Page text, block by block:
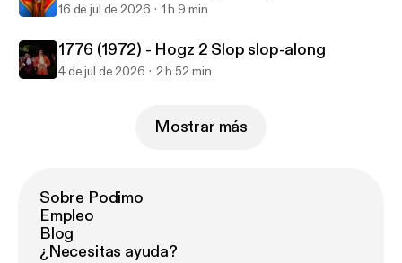
16 de jul de 2026 1 h 9 min
1776 (1972) - Hogz 2 Slop slop-along
4 de jul de 2026 2 h 52 min
Mostrar más
Sobre Podimo
Empleo
Blog
¿Necesitas ayuda?